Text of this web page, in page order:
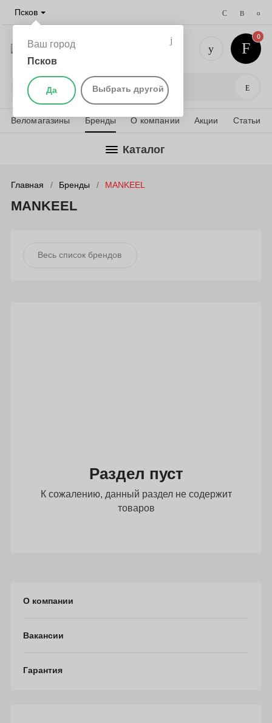
Псков
Ваш город
Псков
Да Выбрать другой Поиск
+7 (911)
0
Веломагазины Бренды О компании Акции Статьи
Каталог
Главная Бренды MANKEEL
MANKEEL
Весь список брендов
Раздел пуст
К сожалению, данный раздел не содержит
товаров
О компании
Вакансии
Гарантия